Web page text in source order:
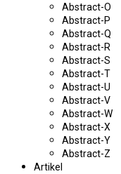
Abstract-O
Abstract-P
Abstract-Q
Abstract-R
Abstract-S
Abstract-T
Abstract-U
Abstract-V
Abstract-W
Abstract-X
Abstract-Y
Abstract-Z
Artikel